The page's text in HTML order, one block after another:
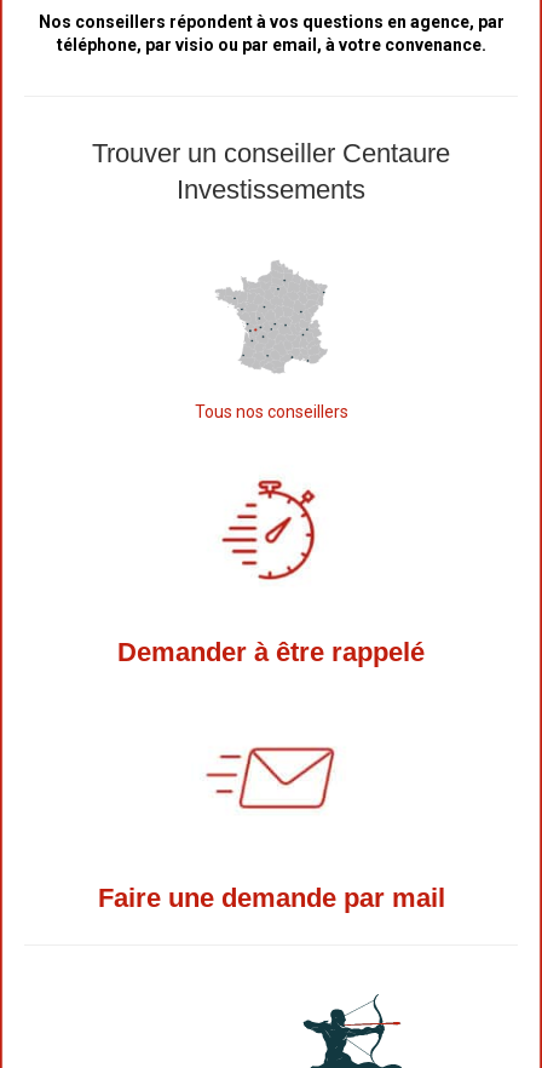
Nos conseillers répondent à vos questions en agence, par
téléphone, par visio ou par email, à votre convenance.
Trouver un conseiller Centaure
Investissements
Tous nos conseillers
Demander à être rappelé
Faire une demande par mail